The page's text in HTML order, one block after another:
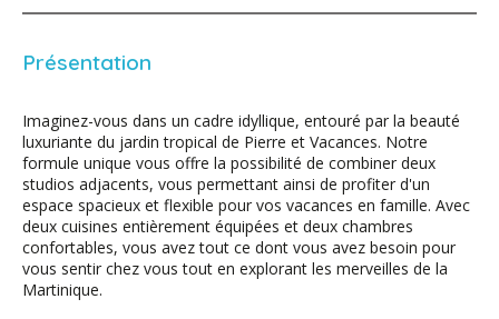
Présentation
Imaginez-vous dans un cadre idyllique, entouré par la beauté
luxuriante du jardin tropical de Pierre et Vacances. Notre
formule unique vous offre la possibilité de combiner deux
studios adjacents, vous permettant ainsi de profiter d'un
espace spacieux et flexible pour vos vacances en famille. Avec
deux cuisines entièrement équipées et deux chambres
confortables, vous avez tout ce dont vous avez besoin pour
vous sentir chez vous tout en explorant les merveilles de la
Martinique.